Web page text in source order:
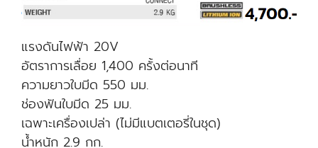
แรงดันไฟฟ้า 20V
อัตราการเลื่อย 1,400 ครั้งต่อนาที
ความยาวใบมีด 550 มม.
ช่องฟันใบมีด 25 มม.
เฉพาะเครื่องเปล่า (ไม่มีแบตเตอรี่ในชุด)
น้ำหนัก 2.9 กก.